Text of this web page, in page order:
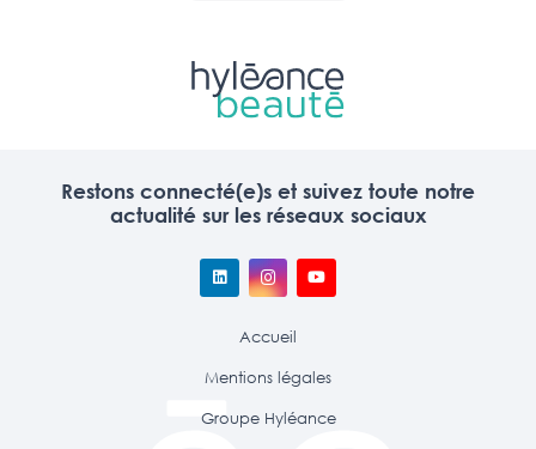
Restons connecté(e)s et suivez toute notre
actualité sur les réseaux sociaux
Accueil
Mentions légales
Groupe Hyléance